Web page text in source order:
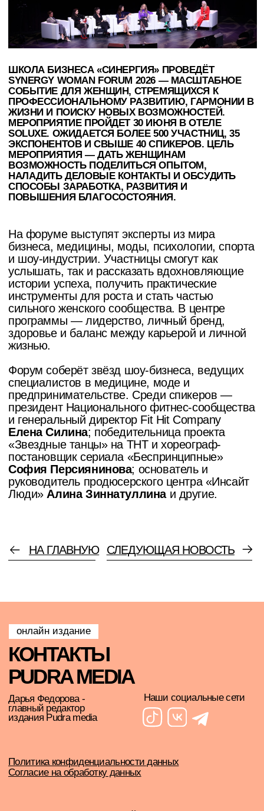
На форуме выступят эксперты из мира
бизнеса, медицины, моды, психологии, спорта
и шоу-индустрии. Участницы смогут как
услышать, так и рассказать вдохновляющие
инструменты для роста и стать частью
сильного женского сообщества. В центре
программы — лидерство, личный бренд,
здоровье и баланс между карьерой и личной
жизнью.
Форум соберёт звёзд шоу-бизнеса, ведущих
специалистов в медицине, моде и
предпринимательстве. Среди спикеров —
президент Национального фитнес-сообщества
и генеральный директор Fit Hit Company
Елена Силина; победительница проекта
«Звездные танцы» на ТНТ и хореограф-
постановщик сериала «Беспринципные»
София Персиянинова; основатель и
руководитель продюсерского центра «Инсайт
НА ГЛАВНУЮ СЛЕДУЮЩАЯ НОВОСТЬ
КОНТАКТЫ
PUDRA MEDIA
онлайн издание
издания Pudra media
Политика конфиденциальности данных
Согласие на обработку данных
Cверстала и разработала сайт
@firsovadesign